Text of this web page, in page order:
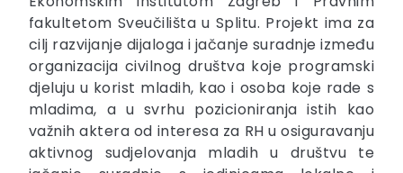
fakultetom Sveučilišta u Splitu. Projekt ima za
cilj razvijanje dijaloga i jačanje suradnje između
organizacija civilnog društva koje programski
djeluju u korist mladih, kao i osoba koje rade s
mladima, a u svrhu pozicioniranja istih kao
važnih aktera od interesa za RH u osiguravanju
aktivnog sudjelovanja mladih u društvu te